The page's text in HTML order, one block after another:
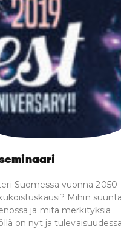
Suomessa vuonna 2050
Mihin
ja mitä merkityksiä
on nyt ja